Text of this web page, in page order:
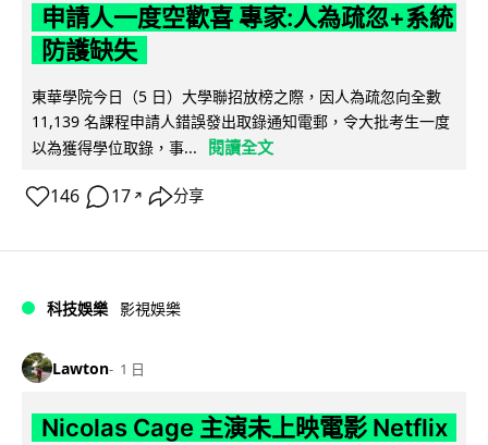
申請人一度空歡喜 專家:人為疏忽+系統
防護缺失
東華學院今日（5 日）大學聯招放榜之際，因人為疏忽向全數
11,139 名課程申請人錯誤發出取錄通知電郵，令大批考生一度
以為獲得學位取錄，事...
閱讀全文
146 17 ↗ 分享
科技娛樂 影視娛樂
Lawton 1 日
Nicolas Cage 主演未上映電影 Netflix